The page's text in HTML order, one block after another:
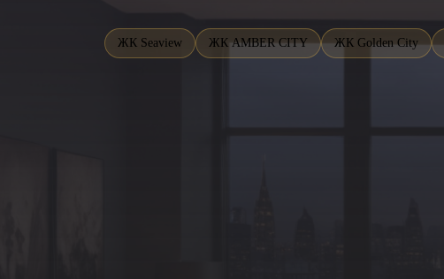
ЖК Seaview ЖК AMBER CITY ЖК Golden City